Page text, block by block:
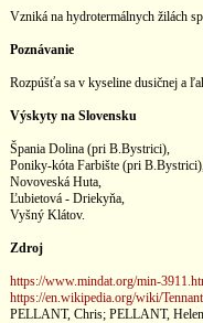
Vzniká na hydrotermálnych žilách
Poznávanie
Rozpúšťa sa v kyseline dusičnej a
Výskyty na Slovensku
Špania Dolina (pri B.Bystrici),
Poniky-kóta Farbište (pri
Novoveská Huta,
Ľubietová - Driekyňa,
Vyšný Klátov.
Zdroj
https://www.mindat.org/min-
https://en.wikipedia.org/wiki/
PELLANT, Chris; PELLANT,